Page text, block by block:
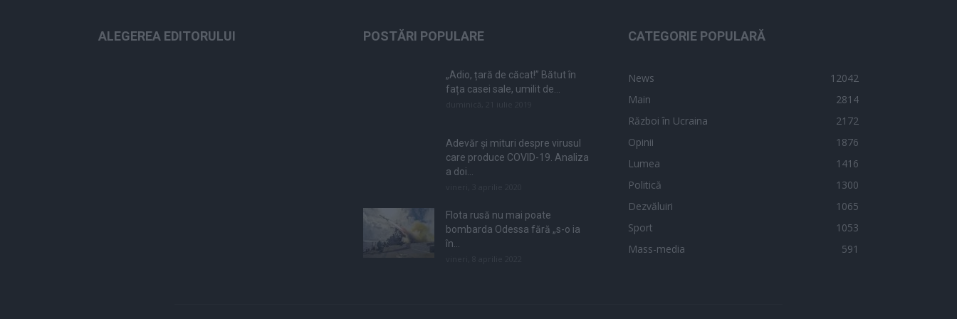
ALEGEREA EDITORULUI POSTĂRI POPULARE
„Adio, țară de căcat!” Bătut în
fața casei sale, umilit de...
Adevăr și mituri despre virusul
care produce COVID-19. Analiza
a doi...
Flota rusă nu mai poate
bombarda Odessa fără „s-o ia
în...
CATEGORIE POPULARĂ
News
12042
Main
2814
Război în Ucraina
2172
Opinii
1876
Lumea
1416
Politică
1300
Dezvăluiri
1065
Sport
1053
Mass-media
591